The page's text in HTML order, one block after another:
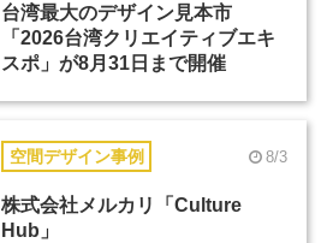
台湾最大のデザイン見本市
「2026台湾クリエイティブエキ
スポ」が8月31日まで開催
空間デザイン事例 8/3
株式会社メルカリ「Culture
Hub」